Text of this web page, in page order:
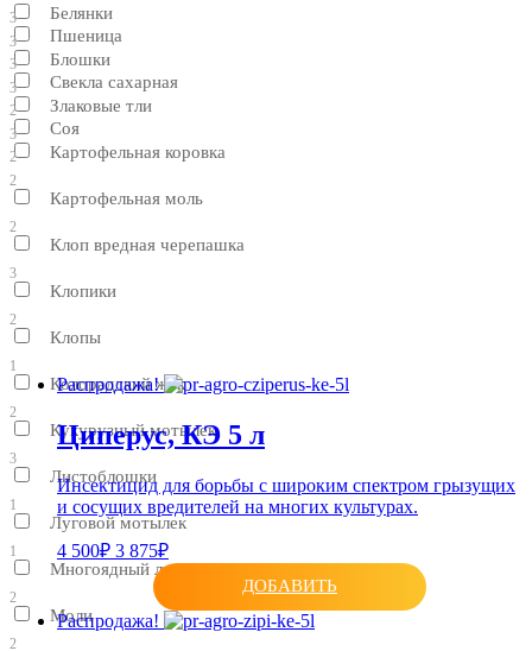
3
Пшеница
3
Свекла сахарная
2
Соя
2
Белянки
3
Блошки
3
Злаковые тли
3
Картофельная коровка
2
Картофельная моль
2
Клоп вредная черепашка
3
Клопики
2
Клопы
1
Колорадский жук
2
Кукурузный мотылек
3
Листоблошки
1
Луговой мотылек
1
Многоядный листоед
2
Моли
2
Распродажа!
Циперус, КЭ 5 л
Инсектицид для борьбы с широким спектром грызущих
и сосущих вредителей на многих культурах.
4 500₽ 3 875₽
ДОБАВИТЬ
Распродажа!